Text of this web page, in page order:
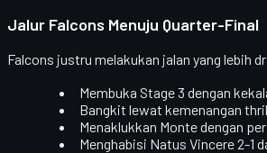
Jalur Falcons Menuju Quarter-Final
Falcons justru melakukan jalan yang lebih
Membuka Stage 3 dengan
Bangkit lewat kemenangan
Menaklukkan Montedengan
Menghabisi Natus Vincere2-1